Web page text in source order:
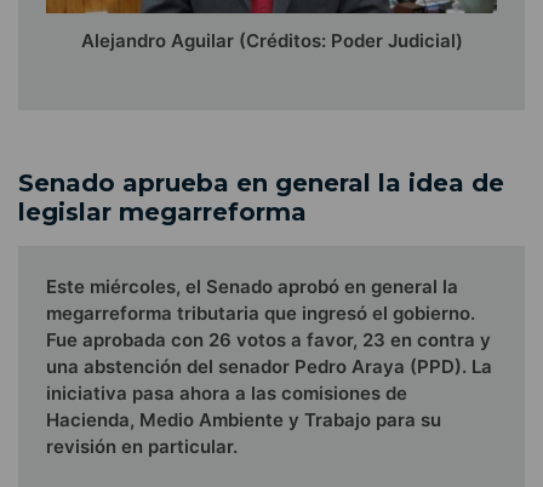
Alejandro Aguilar (Créditos: Poder Judicial)
Senado aprueba en general la idea de
legislar megarreforma
Este miércoles, el Senado aprobó en general la
megarreforma tributaria que ingresó el gobierno.
Fue aprobada con 26 votos a favor, 23 en contra y
una abstención del senador Pedro Araya (PPD). La
iniciativa pasa ahora a las comisiones de
Hacienda, Medio Ambiente y Trabajo para su
revisión en particular.